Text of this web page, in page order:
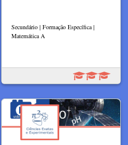
Secundário | Formação Específica |
Matemática A